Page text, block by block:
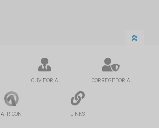
OUVIDORIA CORREGEDORIA
ATRICON LINKS